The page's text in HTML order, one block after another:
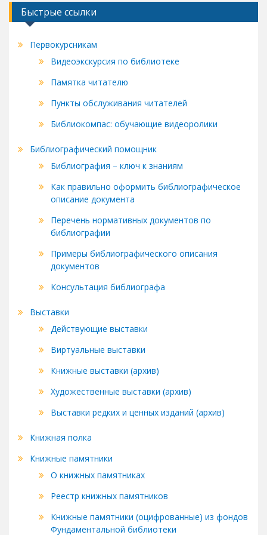
Быстрые ссылки
Первокурсникам
Видеоэкскурсия по библиотеке
Памятка читателю
Пункты обслуживания читателей
Библиокомпас: обучающие видеоролики
Библиографический помощник
Библиография – ключ к знаниям
Как правильно оформить библиографическое
описание документа
Перечень нормативных документов по
библиографии
Примеры библиографического описания
документов
Консультация библиографа
Выставки
Действующие выставки
Виртуальные выставки
Книжные выставки (архив)
Художественные выставки (архив)
Выставки редких и ценных изданий (архив)
Книжная полка
Книжные памятники
О книжных памятниках
Реестр книжных памятников
Книжные памятники (оцифрованные) из фондов
Фундаментальной библиотеки